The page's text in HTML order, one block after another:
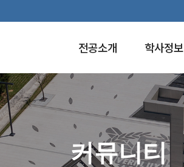
전공소개 학사정보
커뮤니티